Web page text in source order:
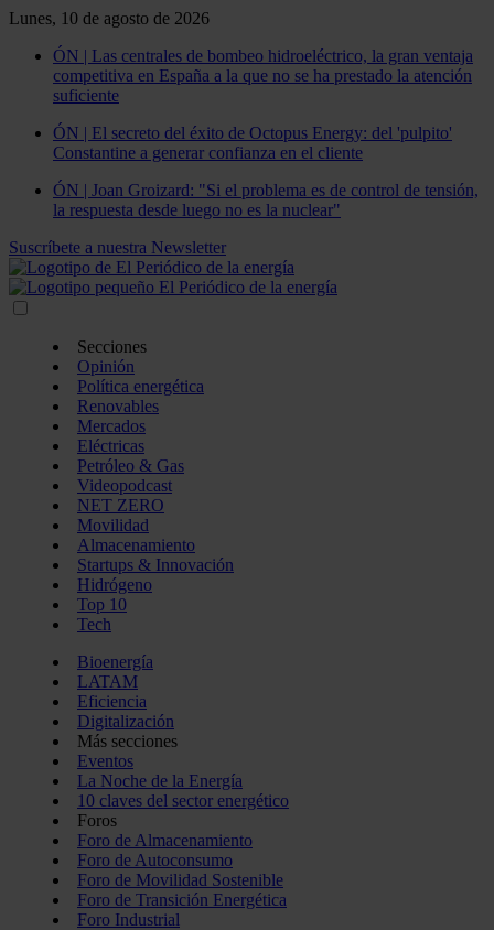
Lunes, 10 de agosto de 2026
ÓN | Las centrales de bombeo hidroeléctrico, la gran ventaja
competitiva en España a la que no se ha prestado la atención
suficiente
ÓN | El secreto del éxito de Octopus Energy: del 'pulpito'
Constantine a generar confianza en el cliente
ÓN | Joan Groizard: "Si el problema es de control de tensión,
la respuesta desde luego no es la nuclear"
Suscríbete a nuestra Newsletter
Secciones
Opinión
Política energética
Renovables
Mercados
Eléctricas
Petróleo & Gas
Videopodcast
NET ZERO
Movilidad
Almacenamiento
Startups & Innovación
Hidrógeno
Top 10
Tech
Bioenergía
LATAM
Eficiencia
Digitalización
Más secciones
Eventos
La Noche de la Energía
10 claves del sector energético
Foros
Foro de Almacenamiento
Foro de Autoconsumo
Foro de Movilidad Sostenible
Foro de Transición Energética
Foro Industrial